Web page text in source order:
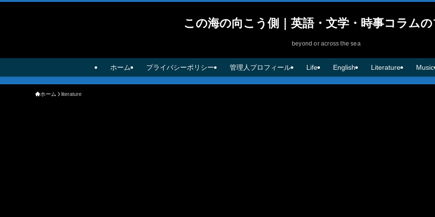
この海の向こう側｜英語・文学・時事コラム
beyond or across the sea
ホーム プライバシーポリシー 管理人プロフィール Life English Literature Music
ホーム literature